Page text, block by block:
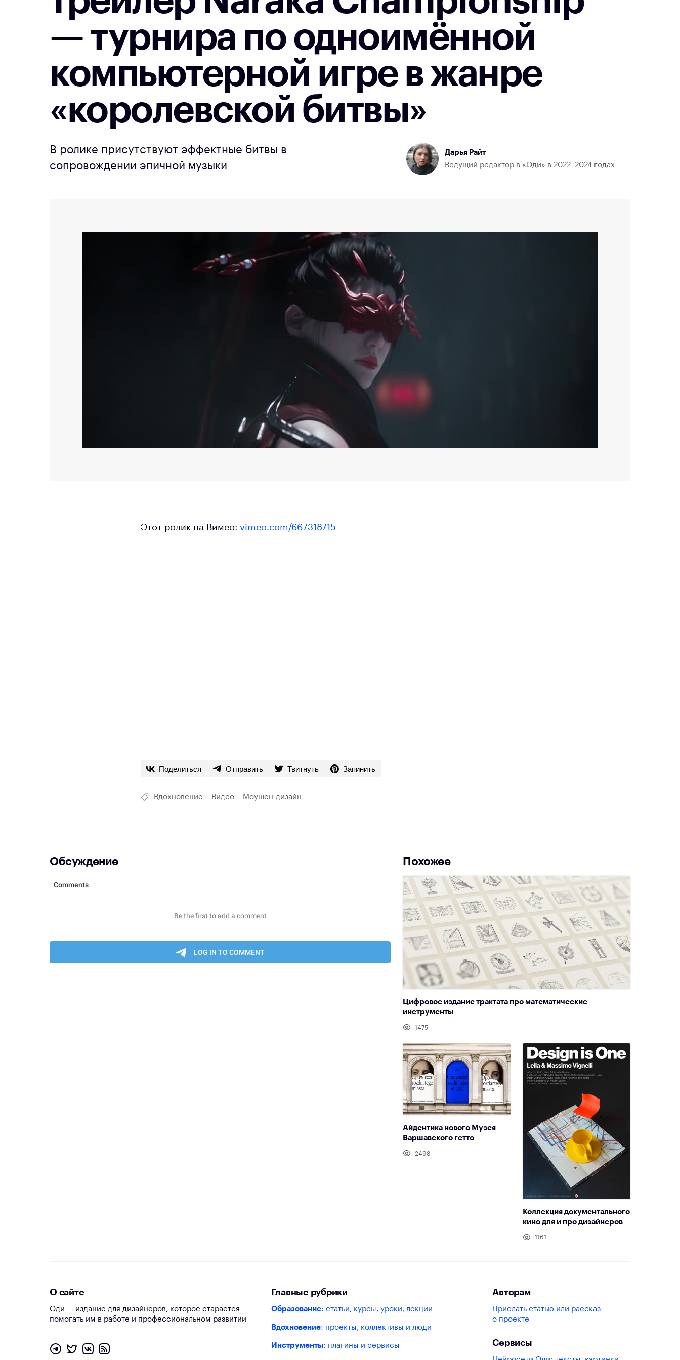
— турнира по одноимённой
компьютерной игре в жанре
«королевской битвы»
В ролике присутствуют эффектные битвы в
сопровождении эпичной музыки
Дарья Райт
Ведущий редактор в «Оди» в 2022–2024 годах
Этот ролик на Вимео: vimeo.com/667318715
Поделиться Отправить Твитнуть Запинить
Вдохновение Видео Моушен-дизайн
Обсуждение Похожее
Цифровое издание трактата про математические
инструменты
1475
Айдентика нового Музея
Варшавского гетто
2498
Коллекция документального
кино для и про дизайнеров
1161
О сайте
Оди — издание для дизайнеров, которое старается
помогать им в работе и профессиональном развитии
Главные рубрики
Образование: статьи, курсы, уроки, лекции
Вдохновение: проекты, коллективы и люди
Инструменты: плагины и сервисы
Авторам
Прислать статью или рассказ
о проекте
Сервисы